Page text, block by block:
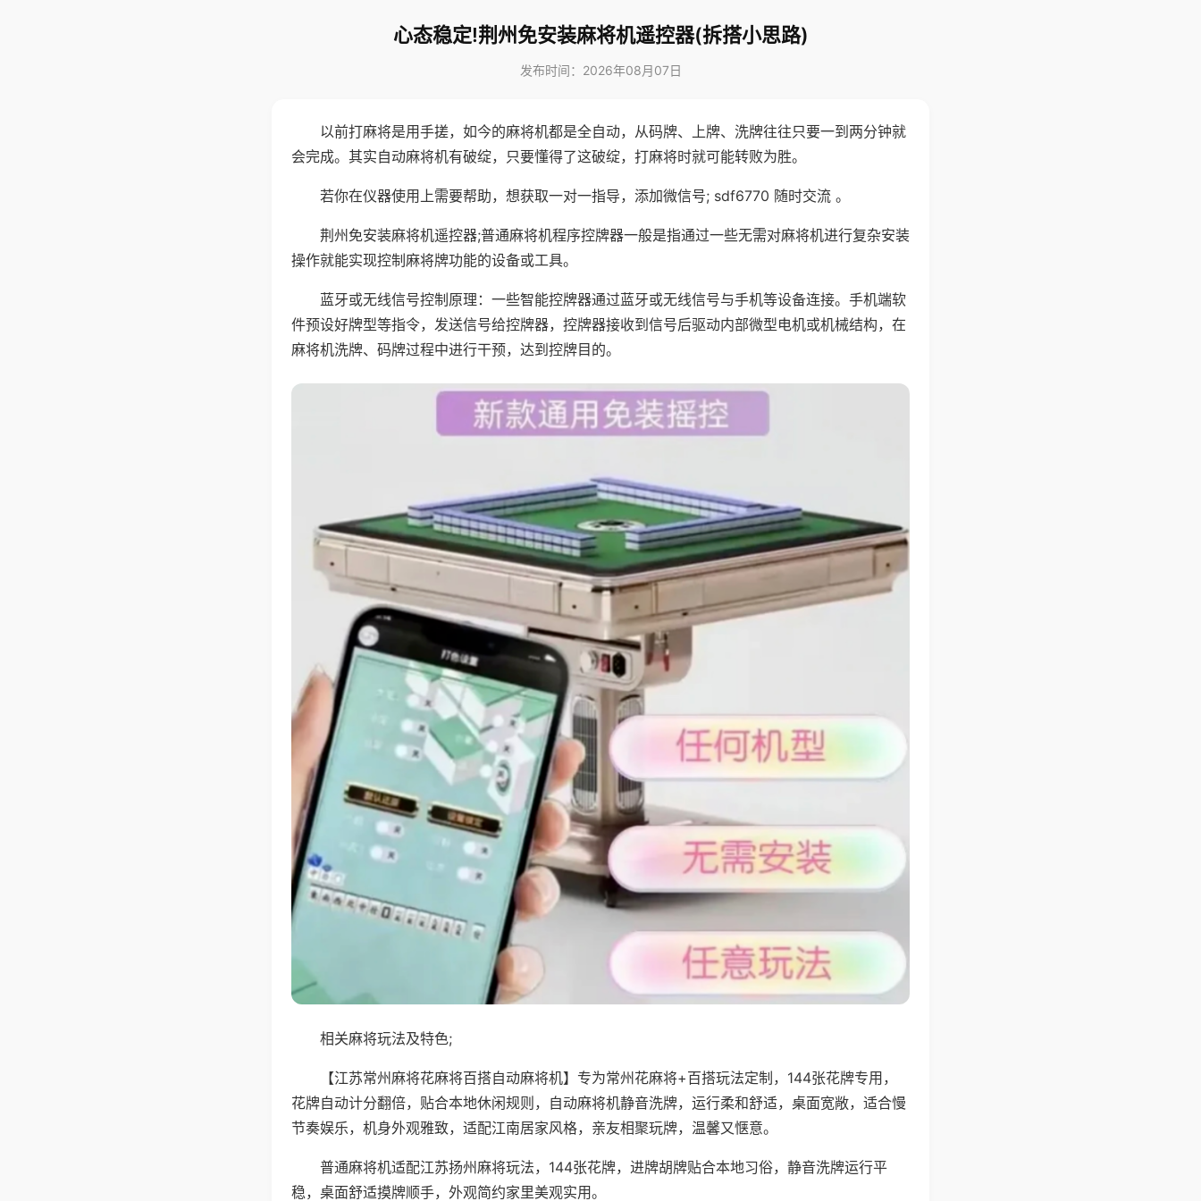
心态稳定!荆州免安装麻将机遥控器(拆搭小思路)
发布时间：2026年08月07日
以前打麻将是用手搓，如今的麻将机都是全自动，从码牌、上牌、洗牌往往只要一到两分钟就
会完成。其实自动麻将机有破绽，只要懂得了这破绽，打麻将时就可能转败为胜。
若你在仪器使用上需要帮助，想获取一对一指导，添加微信号; sdf6770 随时交流 。
荆州免安装麻将机遥控器;普通麻将机程序控牌器一般是指通过一些无需对麻将机进行复杂安装
操作就能实现控制麻将牌功能的设备或工具。
蓝牙或无线信号控制原理：一些智能控牌器通过蓝牙或无线信号与手机等设备连接。手机端软
件预设好牌型等指令，发送信号给控牌器，控牌器接收到信号后驱动内部微型电机或机械结构，在
麻将机洗牌、码牌过程中进行干预，达到控牌目的。
相关麻将玩法及特色;
【江苏常州麻将花麻将百搭自动麻将机】专为常州花麻将+百搭玩法定制，144张花牌专用，
花牌自动计分翻倍，贴合本地休闲规则，自动麻将机静音洗牌，运行柔和舒适，桌面宽敞，适合慢
节奏娱乐，机身外观雅致，适配江南居家风格，亲友相聚玩牌，温馨又惬意。
普通麻将机适配江苏扬州麻将玩法，144张花牌，进牌胡牌贴合本地习俗，静音洗牌运行平
稳，桌面舒适摸牌顺手，外观简约家里美观实用。